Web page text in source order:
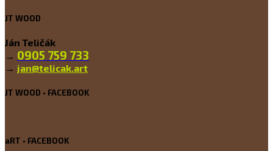
JT WOOD
Ján Teličák
→ 0905 759 733
→ jan@telicak.art
JT WOOD • FACEBOOK
aRT • FACEBOOK